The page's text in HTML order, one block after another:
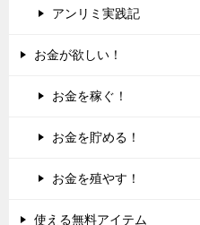
アンリミ実践記
お金が欲しい！
お金を稼ぐ！
お金を貯める！
お金を殖やす！
使える無料アイテム